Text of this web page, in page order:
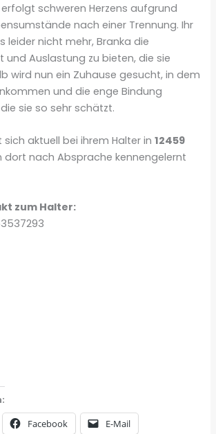
schweren Herzens aufgrund
nach einer Trennung. Ihr
leider nicht mehr, Branka die
und Auslastung zu bieten, die sie
wird nun ein Zuhause gesucht, in dem
und die enge Bindung
sie so sehr schätzt.
sich aktuell bei ihrem Halter in12459
dort nach Absprache kennengelernt
zum Halter:
Facebook E-Mail